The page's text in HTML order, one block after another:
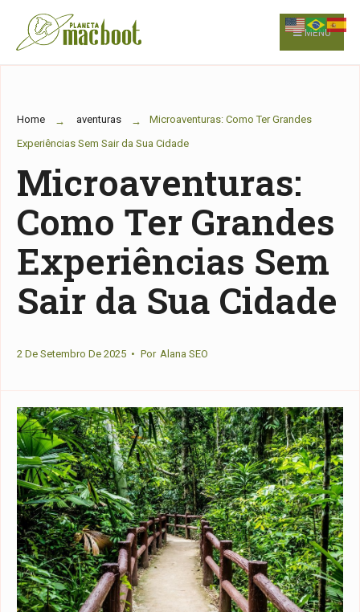
Skip
to
MENU
Home aventuras
Microaventuras: Como Ter Grandes
Experiências Sem Sair da Sua Cidade
Microaventuras:
Como Ter Grandes
Experiências Sem
Sair da Sua Cidade
2 De Setembro De 2025 • Por Alana SEO